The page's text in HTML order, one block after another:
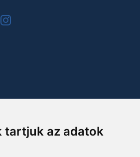
tartjuk az adatok